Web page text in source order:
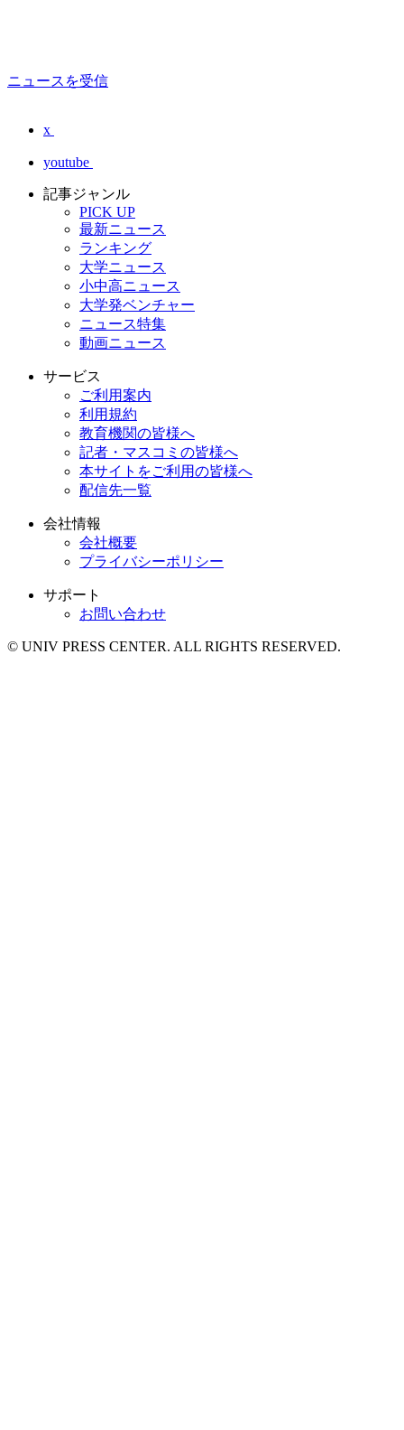
ニュースを受信
x
youtube
記事ジャンル
PICK UP
最新ニュース
ランキング
大学ニュース
小中高ニュース
大学発ベンチャー
ニュース特集
動画ニュース
サービス
ご利用案内
利用規約
教育機関の皆様へ
記者・マスコミの皆様へ
本サイトをご利用の皆様へ
配信先一覧
会社情報
会社概要
プライバシーポリシー
サポート
お問い合わせ
© UNIV PRESS CENTER. ALL RIGHTS RESERVED.